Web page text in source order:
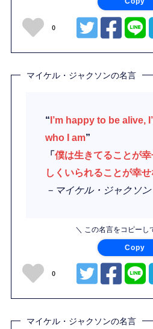
0
マイケル・ジャクソンの名言
“I’m happy to be alive,
who I am”
「僕は生きてることが
しくいられることが幸
－マイケル・ジャクソン
＼ この名言をコピーし
Copy
0
マイケル・ジャクソンの名言